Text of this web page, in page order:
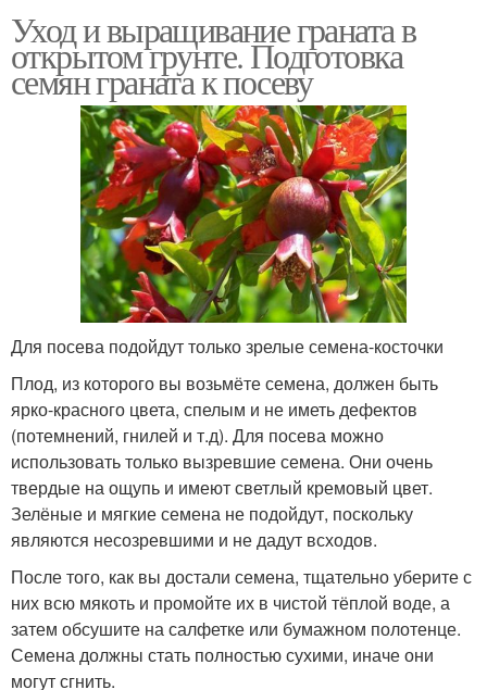
Уход и выращивание граната в
открытом грунте. Подготовка
семян граната к посеву
Для посева подойдут только зрелые семена-косточки
Плод, из которого вы возьмёте семена, должен быть
ярко-красного цвета, спелым и не иметь дефектов
(потемнений, гнилей и т.д). Для посева можно
использовать только вызревшие семена. Они очень
твердые на ощупь и имеют светлый кремовый цвет.
Зелёные и мягкие семена не подойдут, поскольку
являются несозревшими и не дадут всходов.
После того, как вы достали семена, тщательно уберите с
них всю мякоть и промойте их в чистой тёплой воде, а
затем обсушите на салфетке или бумажном полотенце.
Семена должны стать полностью сухими, иначе они
могут сгнить.